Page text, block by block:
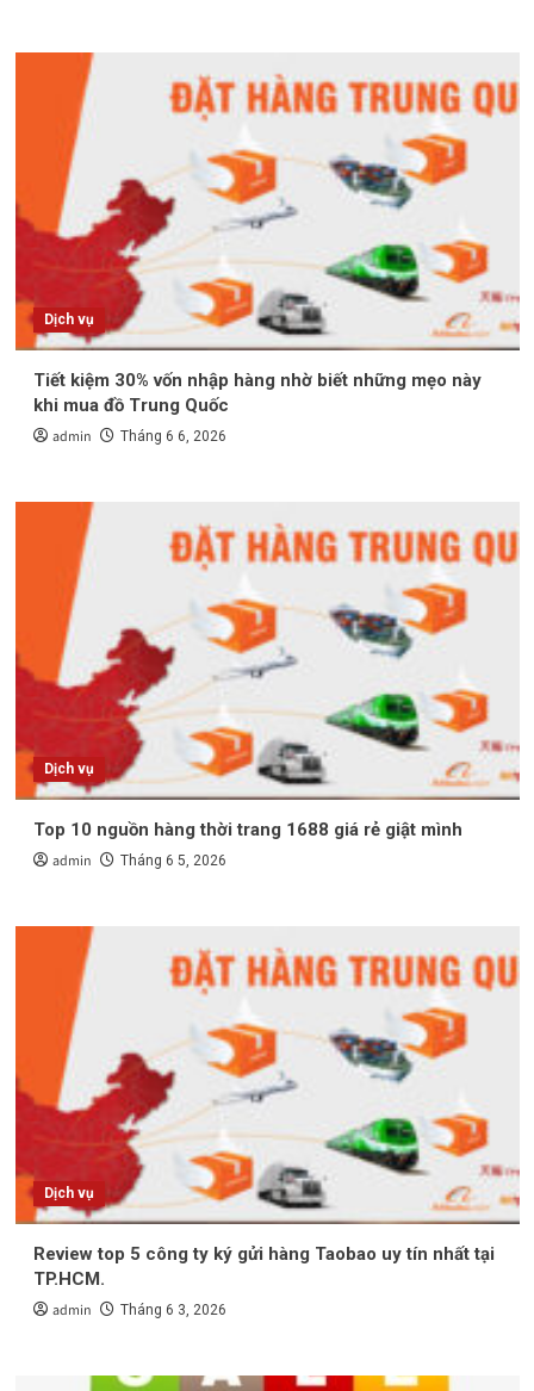
Dịch vụ
Tiết kiệm 30% vốn nhập hàng nhờ biết những mẹo này
khi mua đồ Trung Quốc
admin Tháng 6 6, 2026
Dịch vụ
Top 10 nguồn hàng thời trang 1688 giá rẻ giật mình
admin Tháng 6 5, 2026
Dịch vụ
Review top 5 công ty ký gửi hàng Taobao uy tín nhất tại
TP.HCM.
admin Tháng 6 3, 2026